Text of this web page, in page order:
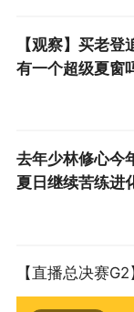
第71分钟，
【观察】买老
有一个超级夏窗
去年少林修心今
夏日继续苦练进
【直播总决赛